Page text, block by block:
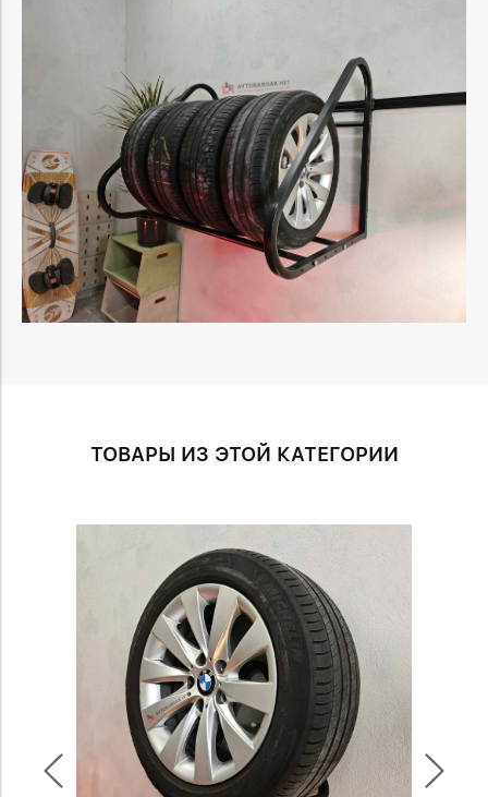
ТОВАРЫ ИЗ ЭТОЙ КАТЕГОРИИ